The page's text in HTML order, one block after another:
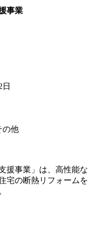
事業
の他
援事業」は、高性能な
宅の断熱リフォームを